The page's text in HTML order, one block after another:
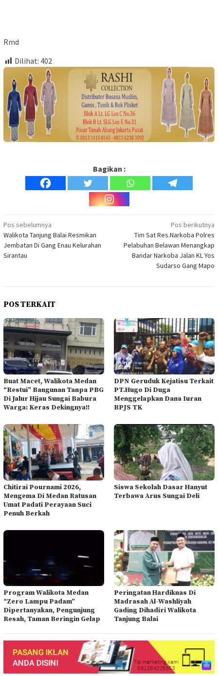
Rmd
Dilihat: 402
Bagikan :
Navigasi
pos
Pos sebelumnya
Walikota Tanjung Balai Resmikan
Jembatan Di Gang Enau Kelurahan
Sirantau
Pos berikutnya
Tim Sat Res.Narkoba Polres
Pelabuhan Belawan Menangkap
Bandar Narkoba Jalan KL Yos
Sudarso Gang Mapo
POS TERKAIT
Buat Macet, Walikota Medan
“Restui” Bangunan Tanpa PBG
Di Jalur Hijau Sungai Babura
Warga: Keras Dekingnya!!
DPN Geruduk Kejatisu Terkait
PT.Hugo Di Duga
Menggelapkan Dana Iuran
BPJS TK
Chitirai Pournami 2026,
Mengema Di Medan Ratusan
Umat Padati Perayaan Suci
Penuh Berkah
Siswa Sekolah Dasar Hanyut
Terbawa Arus Sungai Deli
Program Walikota Medan
“Zero Lampu Padam”
Dipertanyakan, Pengunjung
Resah, Taman Beringin Gelap
Peringatan Hardiknas Di
Madrasah Al-Washliyah
Gading Dihadiri Walikota
Tanjung Balai